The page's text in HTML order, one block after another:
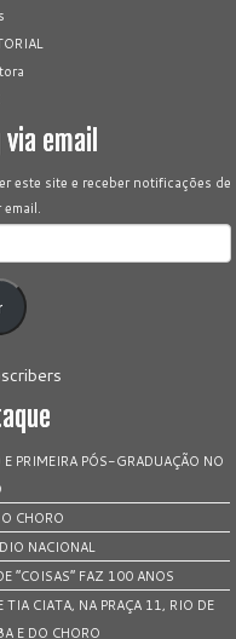
email
este site e receber notificações de
PRIMEIRA PÓS-GRADUAÇÃO NO
CHORO
NACIONAL
“COISAS” FAZ 100 ANOS
CIATA, NA PRAÇA 11, RIO DE
E DO CHORO